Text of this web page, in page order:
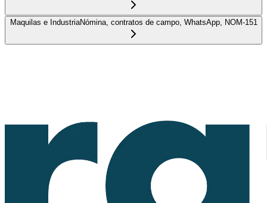
Maquilas e IndustriaNómina, contratos de campo, WhatsApp, NOM-151